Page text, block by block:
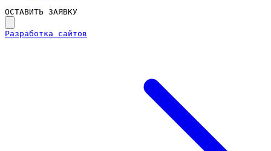
ОСТАВИТЬ ЗАЯВКУ
Разработка сайтов